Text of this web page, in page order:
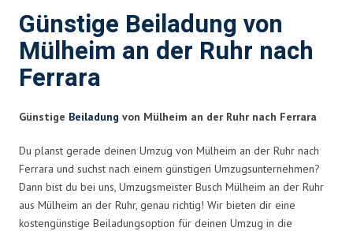
Günstige Beiladung von
Mülheim an der Ruhr nach
Ferrara
Günstige Beiladung von Mülheim an der Ruhr nach Ferrara
Du planst gerade deinen Umzug von Mülheim an der Ruhr nach
Ferrara und suchst nach einem günstigen Umzugsunternehmen?
Dann bist du bei uns, Umzugsmeister Busch Mülheim an der Ruhr
aus Mülheim an der Ruhr, genau richtig! Wir bieten dir eine
kostengünstige Beiladungsoption für deinen Umzug in die